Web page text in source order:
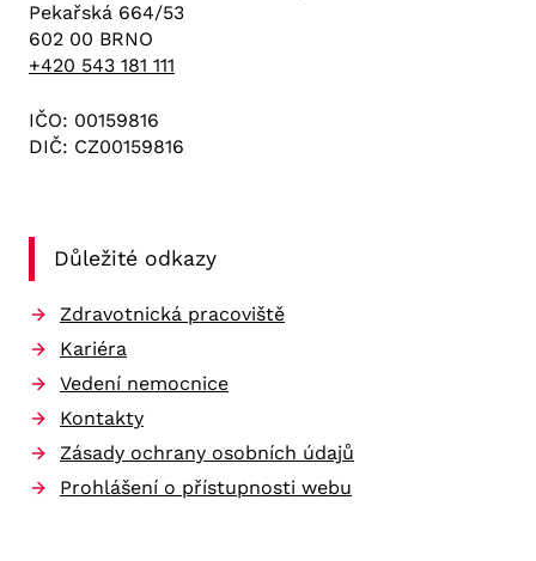
Pekařská 664/53
602 00 BRNO
+420 543 181 111
IČO: 00159816
DIČ: CZ00159816
Důležité odkazy
Zdravotnická pracoviště
Kariéra
Vedení nemocnice
Kontakty
Zásady ochrany osobních údajů
Prohlášení o přístupnosti webu